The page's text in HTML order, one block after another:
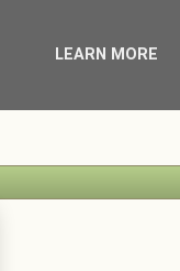
LEARN MORE